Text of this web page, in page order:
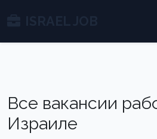
Все вакансии
Израиле